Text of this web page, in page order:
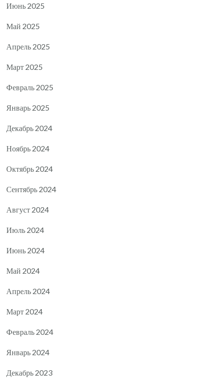
Июнь 2025
Май 2025
Апрель 2025
Март 2025
Февраль 2025
Январь 2025
Декабрь 2024
Ноябрь 2024
Октябрь 2024
Сентябрь 2024
Август 2024
Июль 2024
Июнь 2024
Май 2024
Апрель 2024
Март 2024
Февраль 2024
Январь 2024
Декабрь 2023